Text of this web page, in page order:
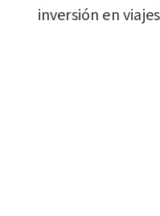
inversión en